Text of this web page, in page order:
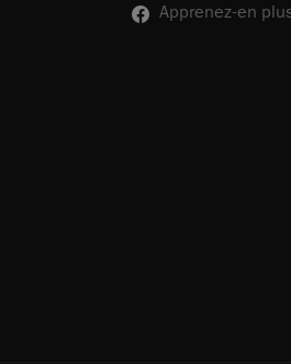
Apprenez-en